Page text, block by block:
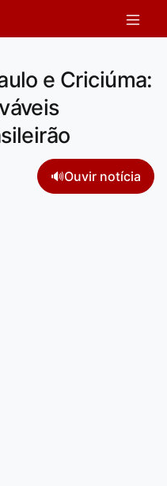
e Criciúma:
🔊Ouvir notícia